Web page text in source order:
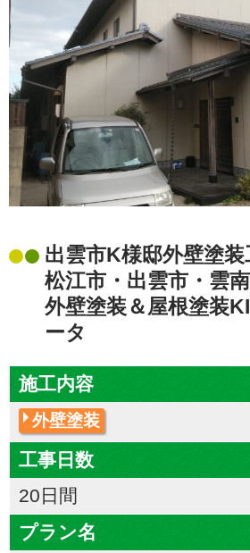
出雲市K様邸外壁塗
松江市・出雲市・雲
外壁塗装＆屋根塗装
ータ
施工内容
外壁塗装
工事日数
20日間
プラン名